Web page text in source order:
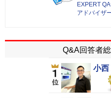
EXPERT
アドバイザ
Q&A回答者
小西